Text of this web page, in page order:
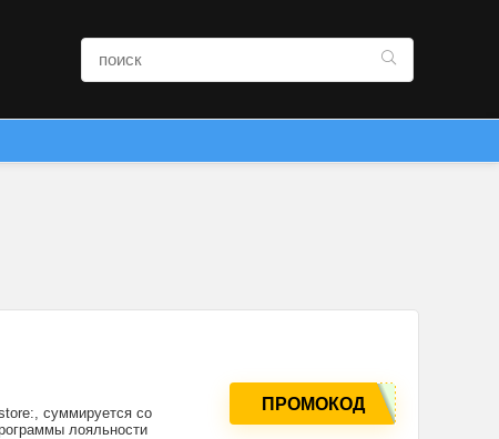
суммируется со
лояльности
ПРОМОКОД